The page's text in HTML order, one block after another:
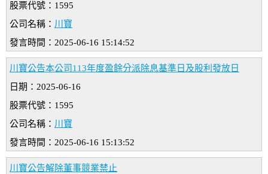
股票代號：1595
公司名稱： 川寶
發言時間：2025-06-16 15:14:52
川寶公告本公司113年度盈餘分派除息基準日及股利發放日
日期：2025-06-16
股票代號：1595
公司名稱： 川寶
發言時間：2025-06-16 15:13:52
川寶公告解除董事競業禁止